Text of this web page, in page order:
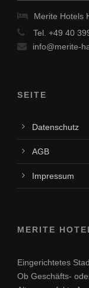
Merite Hotels
Tel. +49 40
info@merite-
SEITE
Datenschutz
AGB
Impressum
MERITE
Eingerichtetes
Ob Geschäfts-